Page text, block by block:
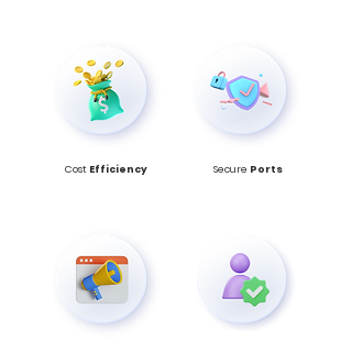
Cost Efficiency Secure Ports